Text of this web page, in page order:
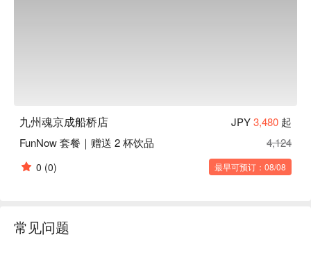
九州魂京成船桥店 JPY3,480 起
FunNow 套餐｜赠送 2 杯饮品
4,124
0 (0) 最早可预订：08/08
常见问题